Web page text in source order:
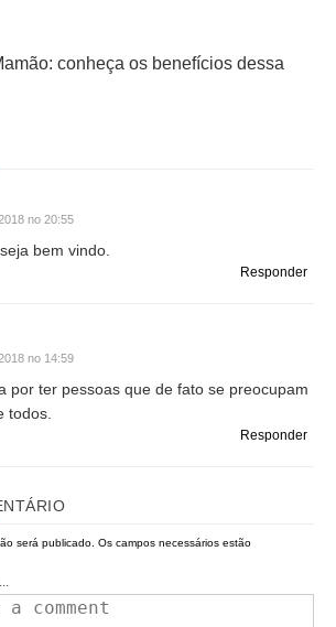
conheça os benefícios dessa
no 20:55
bem vindo.
Responder
no 14:59
por ter pessoas que de fato se preocupam
todos.
Responder
será publicado. Os campos necessários estão